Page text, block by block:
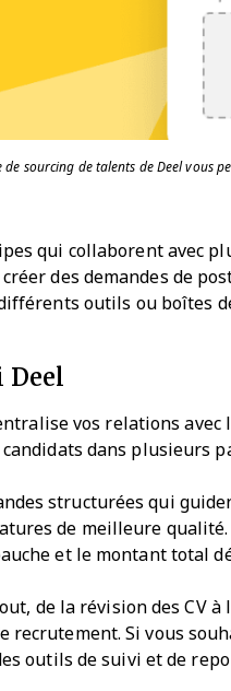
de sourcing de talents de Deel vous
qui collaborent avec
des demandes de
outils ou boîtes
vos relations
dans plusieurs
structurées qui
de meilleure
et le montant
de la révision des
recrutement. Si vous
outils de suivi et de